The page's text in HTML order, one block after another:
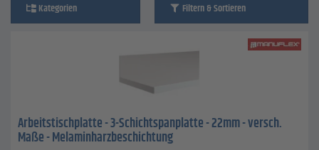
Kategorien Filtern & Sortieren
Arbeitstischplatte - 3-Schichtspanplatte - 22mm - versch.
Maße - Melaminharzbeschichtung